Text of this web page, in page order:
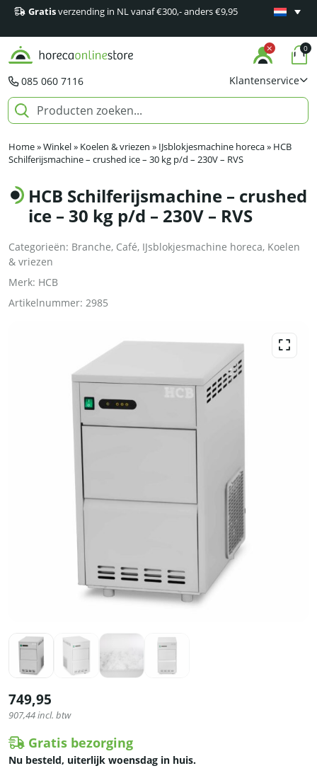
Gratisverzending in NL vanaf €300,- anders €9,95
Minimaal
085 060 7116 Klantenservice
0
Home»Winkel» Koelen & vriezen » IJsblokjesmachine horeca» HCB
Schilferijsmachine – crushed ice – 30 kg p/d – 230V – RVS
HCB Schilferijsmachine – crushed
ice – 30 kg p/d – 230V – RVS
Categorieën: Branche, Café, IJsblokjesmachine horeca, Koelen
& vriezen
Merk: HCB
Artikelnummer: 2985
749,95
907,44incl. btw
Gratis bezorging
Nu besteld, uiterlijk woensdag in huis.